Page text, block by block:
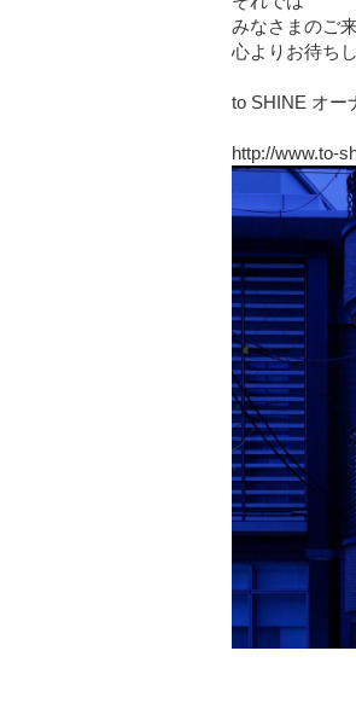
みなさまのご
心よりお待ち
to SHINE オー
http://www.to-